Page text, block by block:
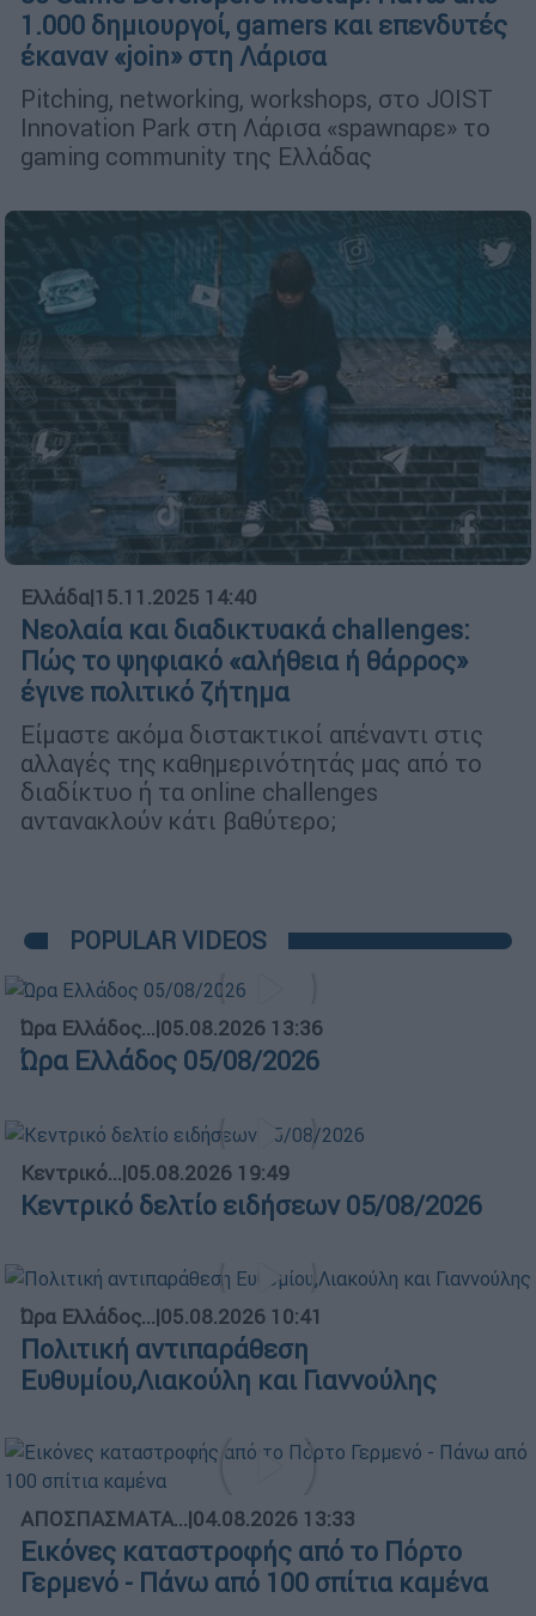
1.000 δημιουργοί, gamers και επενδυτές
έκαναν «join» στη Λάρισα
Pitching, networking, workshops, στο JOIST
Innovation Park στη Λάρισα «spawnαρε» το
gaming community της Ελλάδας
Ελλάδα|15.11.2025 14:40
Νεολαία και διαδικτυακά challenges:
Πώς το ψηφιακό «αλήθεια ή θάρρος»
έγινε πολιτικό ζήτημα
Είμαστε ακόμα διστακτικοί απέναντι στις
αλλαγές της καθημερινότητάς μας από το
διαδίκτυο ή τα online challenges
αντανακλούν κάτι βαθύτερο;
POPULAR VIDEOS
Ώρα Ελλάδος...|05.08.2026 13:36
Ώρα Ελλάδος 05/08/2026
Κεντρικό...|05.08.2026 19:49
Κεντρικό δελτίο ειδήσεων 05/08/2026
Ώρα Ελλάδος...|05.08.2026 10:41
Πολιτική αντιπαράθεση
Ευθυμίου,Λιακούλη και Γιαννούλης
ΑΠΟΣΠΑΣΜΑΤΑ...|04.08.2026 13:33
Εικόνες καταστροφής από το Πόρτο
Γερμενό - Πάνω από 100 σπίτια καμένα